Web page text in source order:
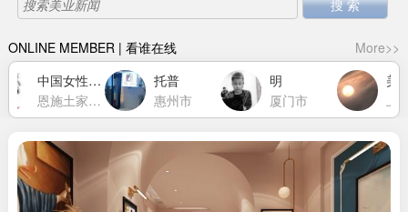
ONLINE MEMBER | 看谁在线
More>>
中国女性力量萧莉洁
恩施土家族苗族自治州
托普
惠州市
明
厦门市
美
上